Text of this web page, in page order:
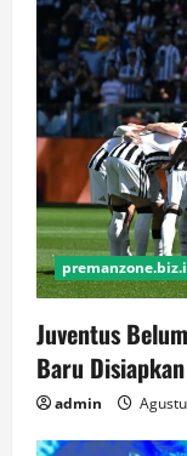
Juventus
Baru
admin